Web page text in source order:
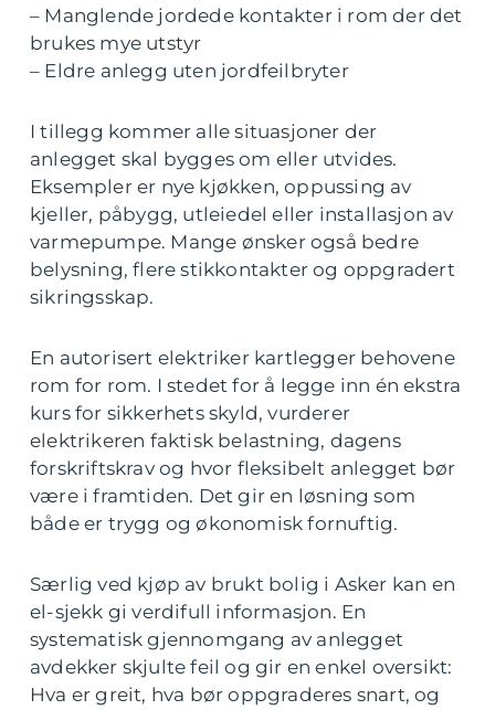
– Manglende jordede kontakter i rom der det
brukes mye utstyr
– Eldre anlegg uten jordfeilbryter
I tillegg kommer alle situasjoner der
anlegget skal bygges om eller utvides.
Eksempler er nye kjøkken, oppussing av
kjeller, påbygg, utleiedel eller installasjon av
varmepumpe. Mange ønsker også bedre
belysning, flere stikkontakter og oppgradert
sikringsskap.
En autorisert elektriker kartlegger behovene
rom for rom. I stedet for å legge inn én ekstra
kurs for sikkerhets skyld, vurderer
elektrikeren faktisk belastning, dagens
forskriftskrav og hvor fleksibelt anlegget bør
være i framtiden. Det gir en løsning som
både er trygg og økonomisk fornuftig.
Særlig ved kjøp av brukt bolig i Asker kan en
el-sjekk gi verdifull informasjon. En
systematisk gjennomgang av anlegget
avdekker skjulte feil og gir en enkel oversikt:
Hva er greit, hva bør oppgraderes snart, og